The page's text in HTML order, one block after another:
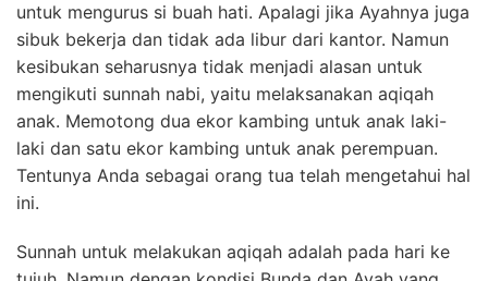
untuk mengurus si buah hati. Apalagi jika Ayahnya juga
sibuk bekerja dan tidak ada libur dari kantor. Namun
kesibukan seharusnya tidak menjadi alasan untuk
mengikuti sunnah nabi, yaitu melaksanakan aqiqah
anak. Memotong dua ekor kambing untuk anak laki-
laki dan satu ekor kambing untuk anak perempuan.
Tentunya Anda sebagai orang tua telah mengetahui hal
ini.
Sunnah untuk melakukan aqiqah adalah pada hari ke